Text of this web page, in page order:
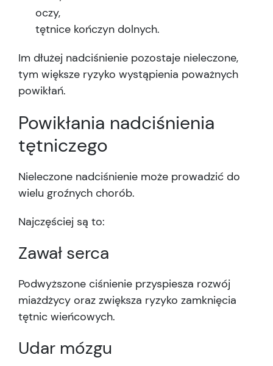
oczy,
tętnice kończyn dolnych.
Im dłużej nadciśnienie pozostaje nieleczone,
tym większe ryzyko wystąpienia poważnych
powikłań.
Powikłania nadciśnienia
tętniczego
Nieleczone nadciśnienie może prowadzić do
wielu groźnych chorób.
Najczęściej są to:
Zawał serca
Podwyższone ciśnienie przyspiesza rozwój
miażdżycy oraz zwiększa ryzyko zamknięcia
tętnic wieńcowych.
Udar mózgu